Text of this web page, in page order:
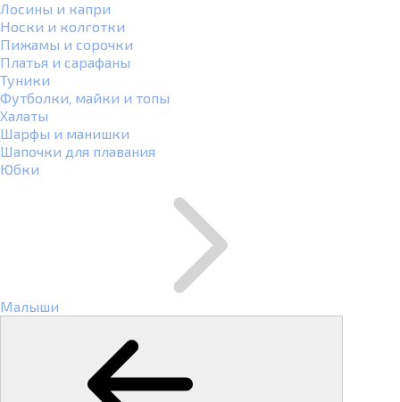
Лосины и капри
Носки и колготки
Пижамы и сорочки
Платья и сарафаны
Туники
Футболки, майки и топы
Халаты
Шарфы и манишки
Шапочки для плавания
Юбки
Малыши